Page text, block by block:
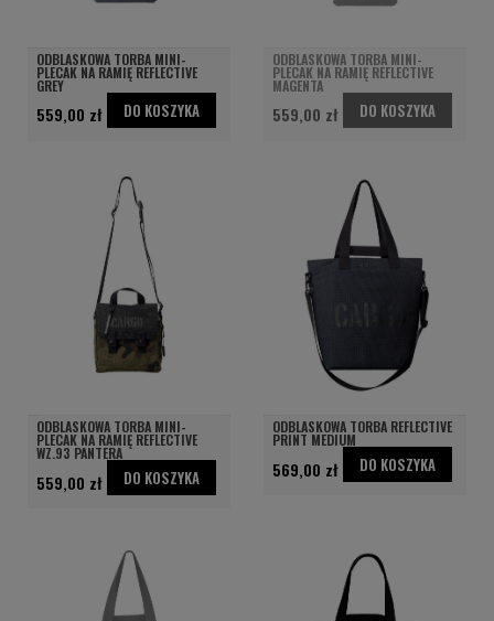
ODBLASKOWA TORBA MINI-
PLECAK NA RAMIĘ REFLECTIVE
GREY
559,00 zł DO KOSZYKA
ODBLASKOWA TORBA MINI-
PLECAK NA RAMIĘ REFLECTIVE
MAGENTA
559,00 zł DO KOSZYKA
ODBLASKOWA TORBA MINI-
PLECAK NA RAMIĘ REFLECTIVE
WZ.93 PANTERA
559,00 zł DO KOSZYKA
ODBLASKOWA TORBA REFLECTIVE
PRINT MEDIUM
569,00 zł DO KOSZYKA